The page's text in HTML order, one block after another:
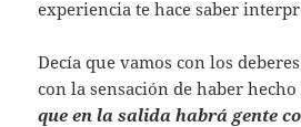
experiencia te hace saber
Decía que vamos con los
con la sensación de haber
que en la salida habrá gente